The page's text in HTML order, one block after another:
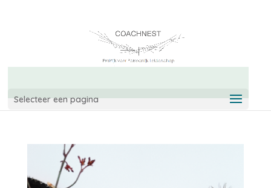
Selecteer een pagina